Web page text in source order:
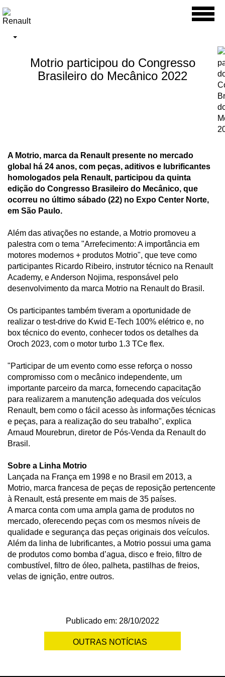
Motrio participou do Congresso
Brasileiro do Mecânico 2022
A Motrio, marca da Renault presente no mercado
global há 24 anos, com peças, aditivos e lubrificantes
homologados pela Renault, participou da quinta
edição do Congresso Brasileiro do Mecânico, que
ocorreu no último sábado (22) no Expo Center Norte,
em São Paulo.
Além das ativações no estande, a Motrio promoveu a
palestra com o tema "Arrefecimento: A importância em
motores modernos + produtos Motrio", que teve como
participantes Ricardo Ribeiro, instrutor técnico na Renault
Academy, e Anderson Nojima, responsável pelo
desenvolvimento da marca Motrio na Renault do Brasil.
Os participantes também tiveram a oportunidade de
realizar o test-drive do Kwid E-Tech 100% elétrico e, no
box técnico do evento, conhecer todos os detalhes da
Oroch 2023, com o motor turbo 1.3 TCe flex.
"Participar de um evento como esse reforça o nosso
compromisso com o mecânico independente, um
importante parceiro da marca, fornecendo capacitação
para realizarem a manutenção adequada dos veículos
Renault, bem como o fácil acesso às informações técnicas
e peças, para a realização do seu trabalho", explica
Arnaud Mourebrun, diretor de Pós-Venda da Renault do
Brasil.
Sobre a Linha Motrio
Lançada na França em 1998 e no Brasil em 2013, a
Motrio, marca francesa de peças de reposição pertencente
à Renault, está presente em mais de 35 países.
A marca conta com uma ampla gama de produtos no
mercado, oferecendo peças com os mesmos níveis de
qualidade e segurança das peças originais dos veículos.
Além da linha de lubrificantes, a Motrio possui uma gama
de produtos como bomba d’agua, disco e freio, filtro de
combustível, filtro de óleo, palheta, pastilhas de freios,
velas de ignição, entre outros.
Publicado em: 28/10/2022
OUTRAS NOTÍCIAS